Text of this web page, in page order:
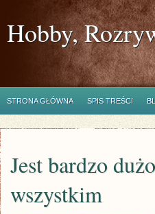
Hobby,
STRONA GŁÓWNA SPIS TREŚCI
Jest bardzo
wszystkim